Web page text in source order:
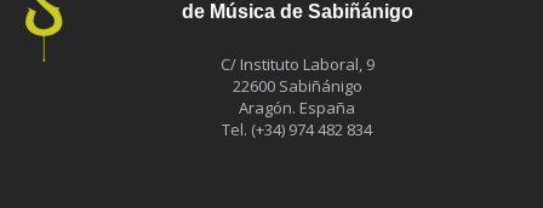
de Música de Sabiñánigo
C/ Instituto Laboral, 9
22600 Sabiñánigo
Aragón. España
Tel. (+34) 974 482 834